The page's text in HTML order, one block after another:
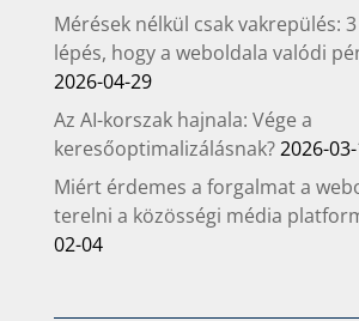
Mérések nélkül csak vakrepülés:
lépés, hogy a weboldala valódi
2026-04-29
Az AI-korszak hajnala: Vége a
keresőoptimalizálásnak?2026-
Miért érdemes a forgalmat a
terelni a közösségi média
02-04